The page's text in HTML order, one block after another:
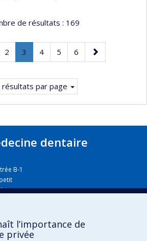
de résultats : 169
Page
2 Page
3
Page
courante.
Page
4 Page
5 Page
6
Page
suivante
résultats par page
dentaire
B-1
l’importance de
privée